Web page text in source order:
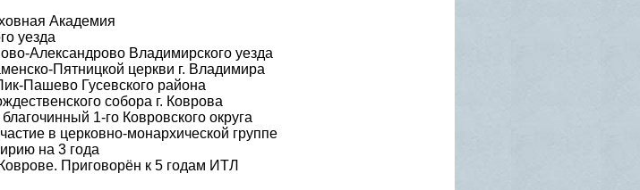
Академия
уезда
Александрово Владимирского уезда
Пятницкой церкви г. Владимира
Пашево Гусевского района
собора г. Коврова
1-го Ковровского округа
в церковно-монархической группе
на 3 года
Приговорён к 5 годам ИТЛ